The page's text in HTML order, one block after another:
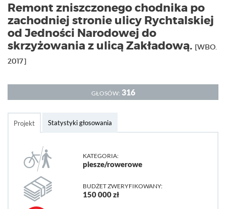
Remont zniszczonego chodnika po
zachodniej stronie ulicy Rychtalskiej
od Jedności Narodowej do
skrzyżowania z ulicą Zakładową. [WBO.
2017]
GŁOSÓW: 316
Projekt Statystyki głosowania
KATEGORIA:
piesze/rowerowe
BUDŻET ZWERYFIKOWANY:
150 000 zł